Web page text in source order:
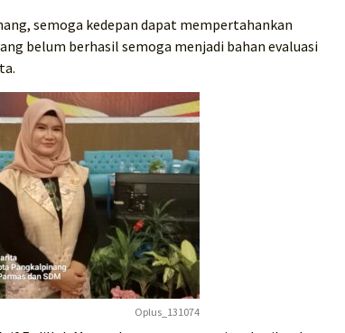
semoga kedepan dapat mempertahankan
belum berhasil semoga menjadi bahan evaluasi
Oplus_131074